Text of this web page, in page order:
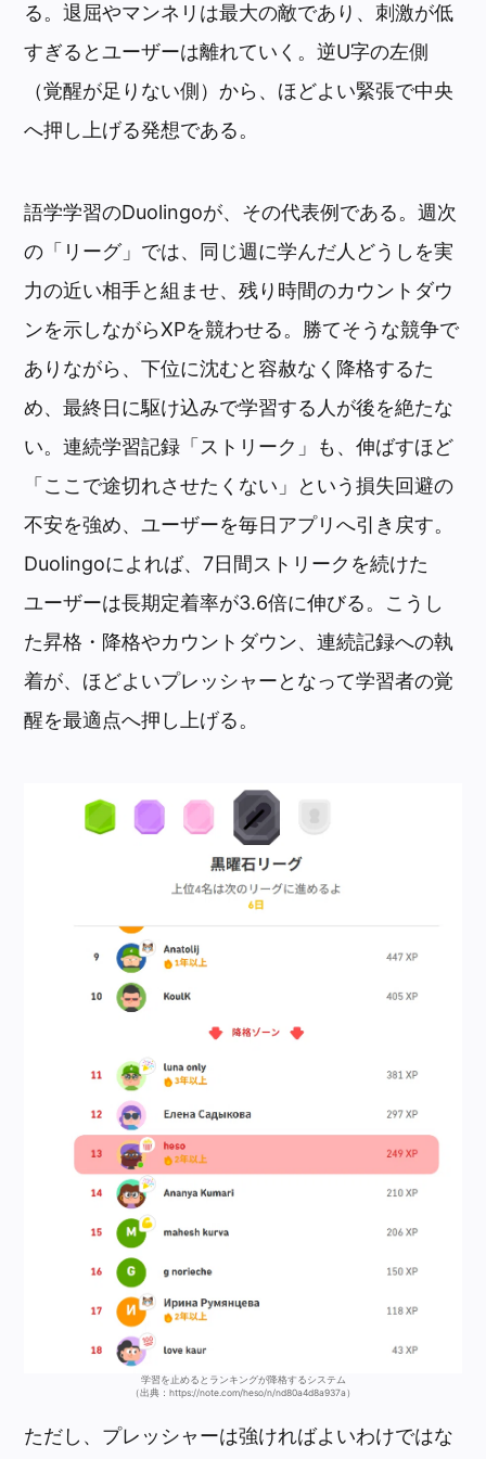
る。退屈やマンネリは最大の敵であり、刺激が低
すぎるとユーザーは離れていく。逆U字の左側
（覚醒が足りない側）から、ほどよい緊張で中央
へ押し上げる発想である。
語学学習のDuolingoが、その代表例である。週次
の「リーグ」では、同じ週に学んだ人どうしを実
力の近い相手と組ませ、残り時間のカウントダウ
ンを示しながらXPを競わせる。勝てそうな競争で
ありながら、下位に沈むと容赦なく降格するた
め、最終日に駆け込みで学習する人が後を絶たな
い。連続学習記録「ストリーク」も、伸ばすほど
「ここで途切れさせたくない」という損失回避の
不安を強め、ユーザーを毎日アプリへ引き戻す。
Duolingoによれば、7日間ストリークを続けた
ユーザーは長期定着率が3.6倍に伸びる。こうし
た昇格・降格やカウントダウン、連続記録への執
着が、ほどよいプレッシャーとなって学習者の覚
醒を最適点へ押し上げる。
学習を止めるとランキングが降格するシステム
（出典：https://note.com/heso/n/nd80a4d8a937a）
ただし、プレッシャーは強ければよいわけではな